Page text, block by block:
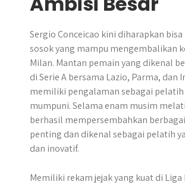
Sergio Conceicao kini diharapkan
sosok yang mampu mengembalikan
Milan. Mantan pemain yang dikenal
di Serie A bersama Lazio, Parma, dan
memiliki pengalaman sebagai pelatih
mumpuni. Selama enam musim
berhasil mempersembahkan
penting dan dikenal sebagai pelatih
dan inovatif.
Memiliki rekam jejak yang kuat di